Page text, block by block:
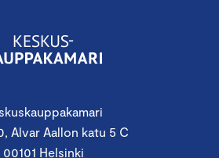
Alvar Aallon katu 5 C
00101 Helsinki